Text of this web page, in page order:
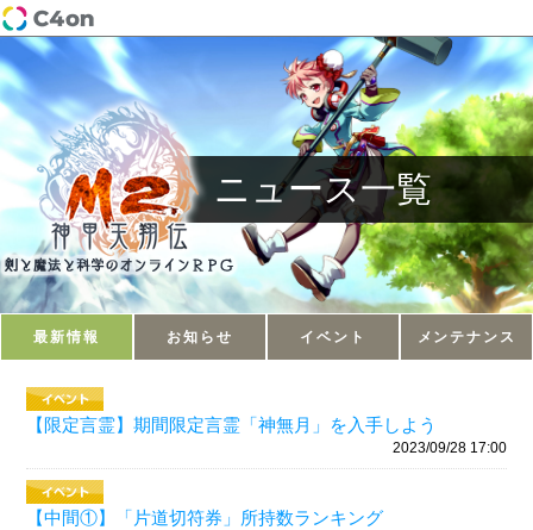
ニュース一覧
最新情報 お知らせ イベント メンテナンス
【限定言霊】期間限定言霊「神無月」を入手しよう
2023/09/28 17:00
【中間①】「片道切符券」所持数ランキング